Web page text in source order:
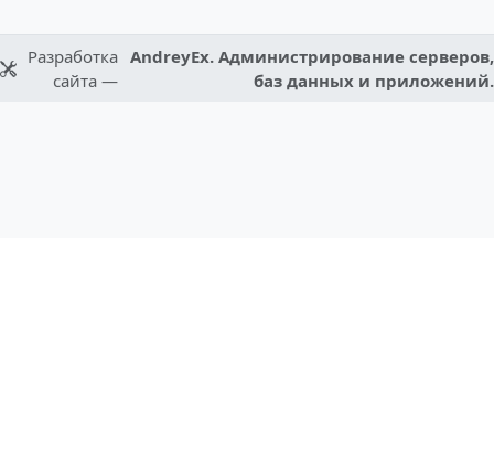
Разработка
сайта —
AndreyEx. Администрирование серверов,
баз данных и приложений.